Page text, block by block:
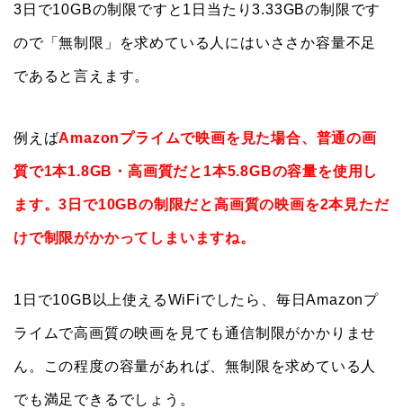
3日で10GBの制限ですと1日当たり3.33GBの制限です
ので「無制限」を求めている人にはいささか容量不足
であると言えます。
例えばAmazonプライムで映画を見た場合、普通の画
質で1本1.8GB・高画質だと1本5.8GBの容量を使用し
ます。3日で10GBの制限だと高画質の映画を2本見ただ
けで制限がかかってしまいますね。
1日で10GB以上使えるWiFiでしたら、毎日Amazonプ
ライムで高画質の映画を見ても通信制限がかかりませ
ん。この程度の容量があれば、無制限を求めている人
でも満足できるでしょう。